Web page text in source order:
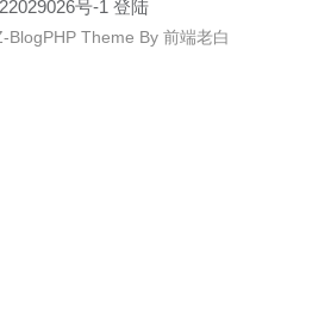
号-1 登陆
BlogPHP Theme By前端老白